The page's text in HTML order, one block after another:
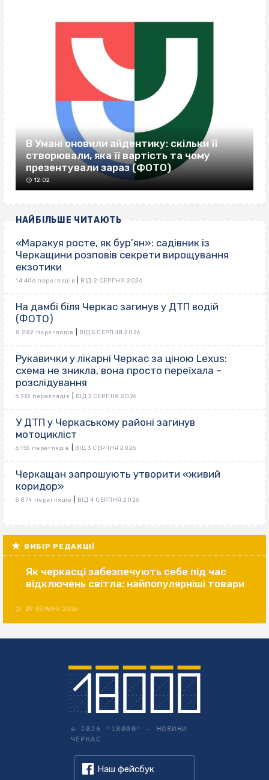
В Умані оновили айдентику: скільки її
створювали, яка її вартість та чому
презентували зараз (ФОТО)
12:02
НАЙБІЛЬШЕ ЧИТАЮТЬ
«Маракуя росте, як бур’ян»: садівник із
Черкащини розповів секрети вирощування
екзотики
14 406 переглядів ВІД 2 СЕРПНЯ 2026
На дамбі біля Черкас загинув у ДТП водій
(ФОТО)
8 282 переглядів ВІД 5 СЕРПНЯ 2026
Рукавички у лікарні Черкас за ціною Lexus:
схема не зникла, вона просто переїхала –
розслідування
6 333 переглядів ВІД 3 СЕРПНЯ 2026
У ДТП у Черкаському районі загинув
мотоцикліст
6 155 переглядів ВІД 3 СЕРПНЯ 2026
Черкащан запрошують утворити «живий
коридор»
5 874 переглядів ВІД 4 СЕРПНЯ 2026
ВИБІР РЕДАКЦІЇ
Як черкасці забезпечують себе під час
відключень світла: найпопулярніші товари
29 ЧЕРВНЯ 2026
© 2026 "18000" – НОВИНИ
ЧЕРКАС
Наш фейсбук